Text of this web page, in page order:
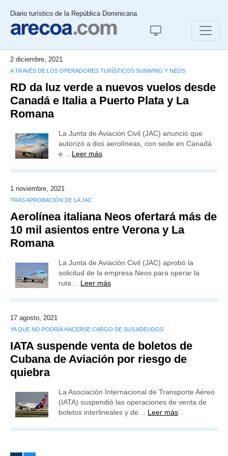
Diario turístico de la República Dominicana
2 diciembre, 2021
A TRAVÉS DE LOS OPERADORES TURÍSTICOS SUNWING Y NEOS
RD da luz verde a nuevos vuelos desde
Canadá e Italia a Puerto Plata y La
Romana
La Junta de Aviación Civil (JAC) anunció que
autorizó a dos aerolíneas, con sede en Canadá
e… Leer más
1 noviembre, 2021
TRAS APROBACIÓN DE LA JAC
Aerolínea italiana Neos ofertará más de
10 mil asientos entre Verona y La
Romana
La Junta de Aviación Civil (JAC) aprobó la
solicitud de la empresa Neos para operar la
ruta… Leer más
17 agosto, 2021
YA QUE NO PODRÍA HACERSE CARGO DE SUS ADEUDOS
IATA suspende venta de boletos de
Cubana de Aviación por riesgo de
quiebra
La Asociación Internacional de Transporte Aéreo
(IATA) suspendió las operaciones de venta de
boletos interlineales y de… Leer más